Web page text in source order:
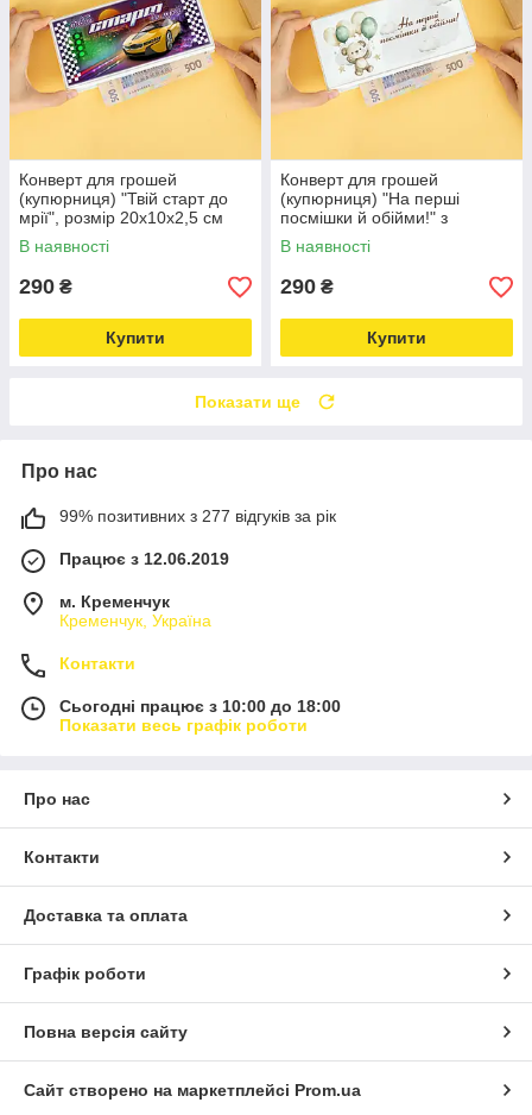
Конверт для грошей
(купюрниця) "Твій старт до
мрії", розмір 20х10х2,5 см
В наявності
290 ₴
Купити
Конверт для грошей
(купюрниця) "На перші
посмішки й обійми!" з
зеленими кульками, розмір
20х10х2,5 см
В наявності
290 ₴
Купити
Показати ще
Про нас
99% позитивних з 277 відгуків за рік
Працює з 12.06.2019
м. Кременчук
Кременчук, Україна
Контакти
Сьогодні працює з 10:00 до 18:00
Показати весь графік роботи
Про нас
Контакти
Доставка та оплата
Графік роботи
Повна версія сайту
Сайт створено на маркетплейсі Prom.ua